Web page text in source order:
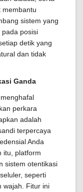
membantu
sistem yang
posisi
detik yang
dan tidak
Ganda
perkara
adalah
terpercaya
Anda
itu, platform
sistem otentikasi
seperti
wajah. Fitur ini